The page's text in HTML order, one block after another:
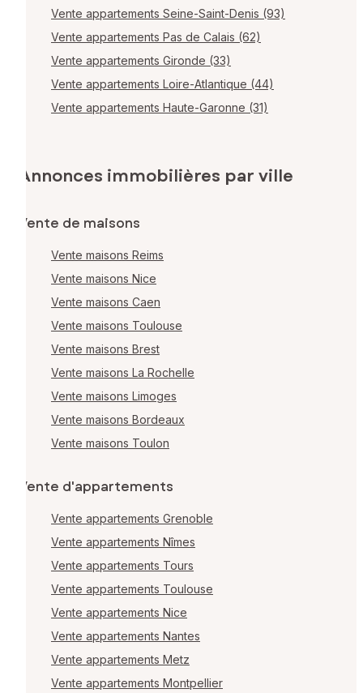
Vente appartements Seine-Saint-Denis (93)
Vente appartements Pas de Calais (62)
Vente appartements Gironde (33)
Vente appartements Loire-Atlantique (44)
Vente appartements Haute-Garonne (31)
Annonces immobilières par ville
Vente de maisons
Vente maisons Reims
Vente maisons Nice
Vente maisons Caen
Vente maisons Toulouse
Vente maisons Brest
Vente maisons La Rochelle
Vente maisons Limoges
Vente maisons Bordeaux
Vente maisons Toulon
Vente d'appartements
Vente appartements Grenoble
Vente appartements Nîmes
Vente appartements Tours
Vente appartements Toulouse
Vente appartements Nice
Vente appartements Nantes
Vente appartements Metz
Vente appartements Montpellier